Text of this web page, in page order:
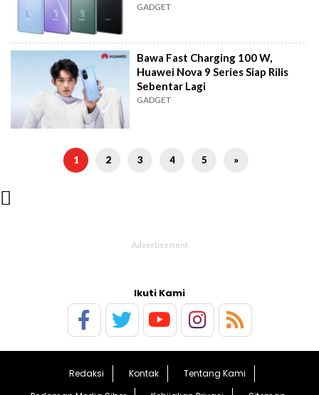
GADGET
Bawa Fast Charging 100 W,
Huawei Nova 9 Series Siap Rilis
Sebentar Lagi
GADGET
1 2 3 4 5 »

Ikuti Kami
Redaksi Kontak
Tentang Kami